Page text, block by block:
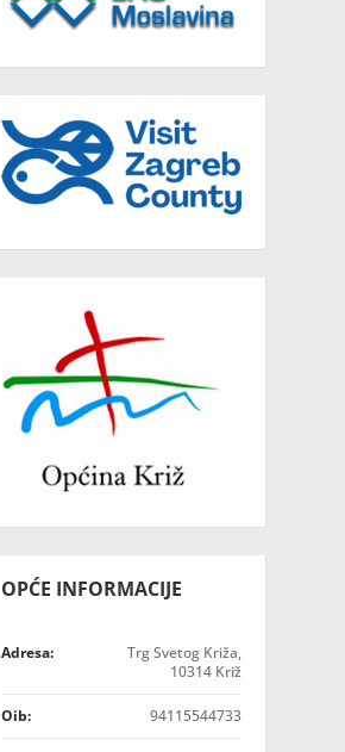
OPĆE INFORMACIJE
Adresa:
Trg Svetog Križa,
10314 Križ
Oib: 94115544733